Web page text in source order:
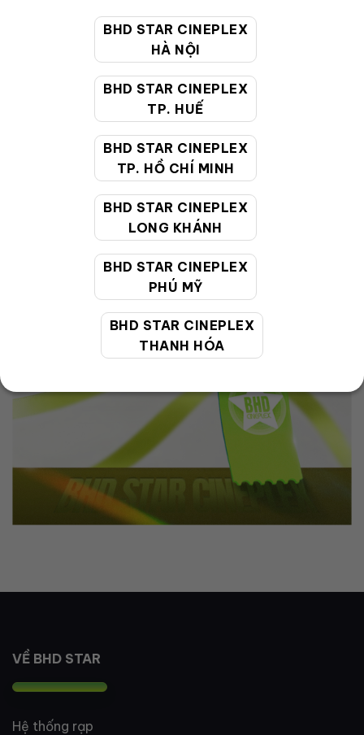
BHD STAR CINEPLEX
HÀ NỘI
BHD STAR CINEPLEX
TP. HUẾ
BHD STAR CINEPLEX
TP. HỒ CHÍ MINH
BHD STAR CINEPLEX
LONG KHÁNH
BHD STAR CINEPLEX
PHÚ MỸ
BHD STAR CINEPLEX
THANH HÓA
trình khuyến mãi.
Đặt vé xem phim khuya ngay hôm nay
https://www.bhdstar.vn
Hoặc mua vé trực tiếp tại quầy BHD Star gần bạn
Lựa chọn suất chiếu sau 22h để tận hưởng ưu đãi
vé khuya chỉ từ 50K
VỀ BHD STAR
Hệ thống rạp